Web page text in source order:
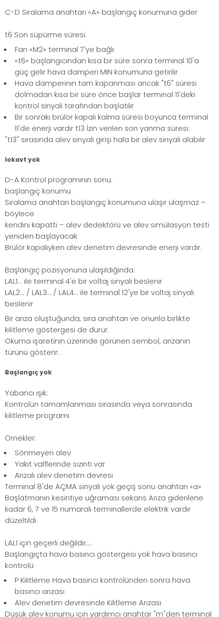
C-D Sıralama anahtarı «A» başlangıç konumuna gider
t6 Son süpürme süresi:
Fan «M2» terminal 7'ye bağlı
«t6» başlangıcından kısa bir süre sonra terminal 10'a
güç gelir hava damperi MIN konumuna getirilir
Hava damperinin tam kapanması ancak "t6" süresi
dolmadan kısa bir süre önce başlar terminal 11'deki
kontrol sinyali tarafından başlatılır
Bir sonraki brülör kapalı kalma süresi boyunca terminal
11'de enerji vardır t13 İzin verilen son yanma süresi:
"t13" sırasında alev sinyali girişi hala bir alev sinyali alabilir
lokavt yok
D-A Kontrol programının sonu:
başlangıç konumu
Sıralama anahtarı başlangıç konumuna ulaşır ulaşmaz –
böylece
kendini kapattı – alev dedektörü ve alev simülasyon testi
yeniden başlayacak
Brülör kapalıyken alev denetim devresinde enerji vardır.
Başlangıç pozisyonuna ulaşıldığında:
LAL1... ile terminal 4'e bir voltaj sinyali beslenir
LAL2... / LAL3... / LAL4... ile terminal 12'ye bir voltaj sinyali
beslenir
Bir arıza oluştuğunda, sıra anahtarı ve onunla birlikte
kilitleme göstergesi de durur.
Okuma işaretinin üzerinde görünen sembol, arızanın
türünü gösterir:
Başlangıç yok
Yabancı ışık:
Kontrolün tamamlanması sırasında veya sonrasında
kilitleme programı
Örnekler:
Sönmeyen alev
Yakıt valflerinde sızıntı var
Arızalı alev denetim devresi
Terminal 8'de AÇMA sinyali yok geçiş sonu anahtarı «a»
Başlatmanın kesintiye uğraması sekans Arıza giderilene
kadar 6, 7 ve 15 numaralı terminallerde elektrik vardır
düzeltildi
LAL1 için geçerli değildir...:
Başlangıçta hava basıncı göstergesi yok hava basıncı
kontrolü
P Kilitleme Hava basıncı kontrolünden sonra hava
basıncı arızası
Alev denetim devresinde Kilitleme Arızası
Düşük alev konumu için yardımcı anahtar "m"den terminal